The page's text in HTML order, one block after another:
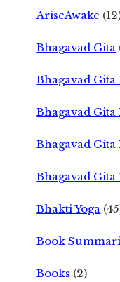
AriseAwake
Bhagavad Gita
Bhagavad Gita
Bhagavad
Bhagavad Gita
Bhagavad Gita
Bhakti Yoga
Book
Books (2)